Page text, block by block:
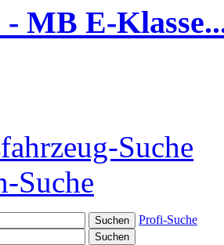
MB E-
Suche
Suche
Profi-Suche